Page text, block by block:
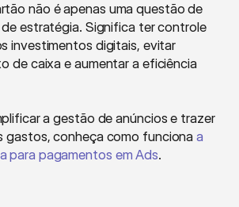
não é apenas uma questão de
estratégia. Significa ter controle
investimentos digitais, evitar
de caixa e aumentar a eficiência
a gestão de anúncios e trazer
gastos, conheça como funciona a
para pagamentos em Ads.